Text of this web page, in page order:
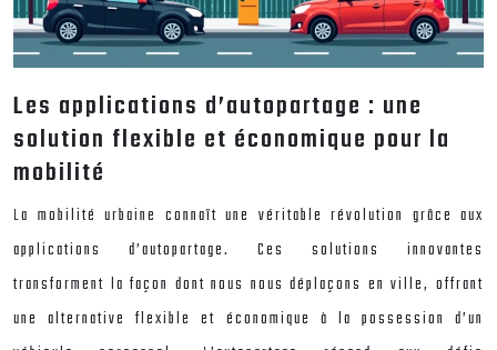
Les applications d’autopartage : une
solution flexible et économique pour la
mobilité
La mobilité urbaine connaît une véritable révolution grâce aux
applications d’autopartage. Ces solutions innovantes
transforment la façon dont nous nous déplaçons en ville, offrant
une alternative flexible et économique à la possession d’un